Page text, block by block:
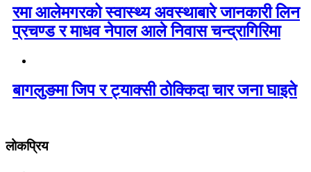
रमा आलेमगरको स्वास्थ्य अवस्थाबारे जानकारी लिन
प्रचण्ड र माधव नेपाल आले निवास चन्द्रागिरिमा
बागलुङमा जिप र ट्याक्सी ठोक्किदा चार जना घाइते
लोकप्रिय